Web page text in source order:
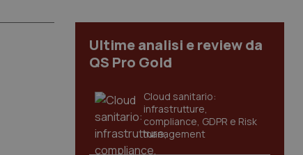
Ultime analisi e review da
QS Pro Gold
Cloud sanitario:
infrastrutture,
compliance, GDPR e Risk
management